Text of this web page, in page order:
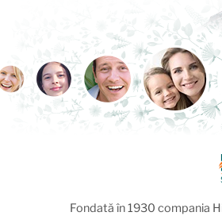
Fondată în 1930 compania